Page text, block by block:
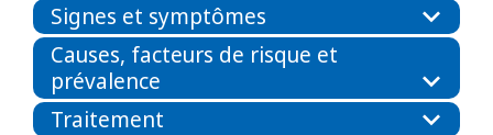
Signes et symptômes
Causes, facteurs de risque et
prévalence
Traitement